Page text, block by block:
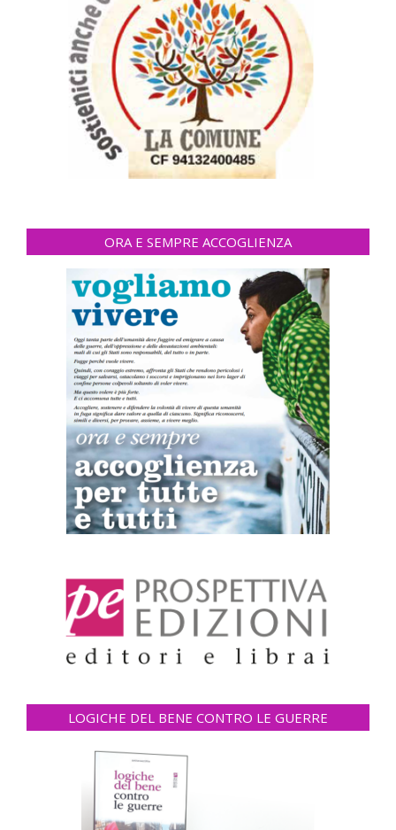
ORA E SEMPRE ACCOGLIENZA
LOGICHE DEL BENE CONTRO LE GUERRE